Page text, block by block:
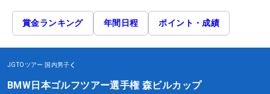
賞金ランキング 年間日程 ポイント・成績
JGTOツアー 国内男子
BMW日本ゴルフツアー選手権 森ビルカップ